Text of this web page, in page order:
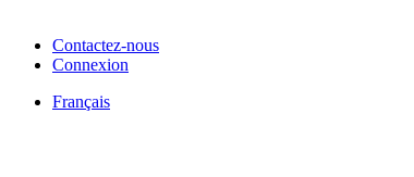
Contactez-nous
Connexion
Français